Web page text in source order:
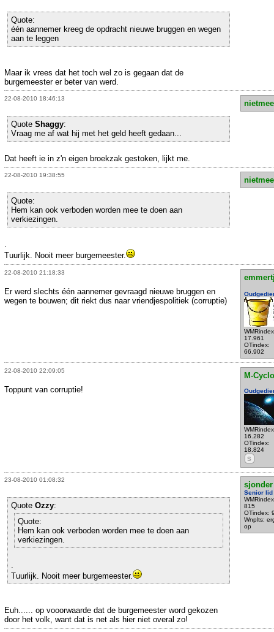
Quote:
één aannemer kreeg de opdracht nieuwe bruggen en wegen
aan te leggen
Maar ik vrees dat het toch wel zo is gegaan dat de
burgemeester er beter van werd.
22-08-2010 18:46:13
Quote Shaggy:
Vraag me af wat hij met het geld heeft gedaan...
Dat heeft ie in z'n eigen broekzak gestoken, lijkt me.
22-08-2010 19:38:55
Quote:
Hem kan ook verboden worden mee te doen aan
verkiezingen.
.
Tuurlijk. Nooit meer burgemeester.
22-08-2010 21:18:33
17.961
OTindex:
66.902
Er werd slechts één aannemer gevraagd nieuwe bruggen en
wegen te bouwen; dit riekt dus naar vriendjespolitiek (corruptie)
22-08-2010 22:09:05
M-
16.282
OTindex:
18.824
S
Toppunt van corruptie!
23-08-2010 01:08:32
sjonder
Senior lid
815
OTindex:
Wnplts:
op
Quote Ozzy:
Quote:
Hem kan ook verboden worden mee te doen aan
verkiezingen.
.
Tuurlijk. Nooit meer burgemeester.
Euh...... op vooorwaarde dat de burgemeester word gekozen
door het volk, want dat is net als hier niet overal zo!